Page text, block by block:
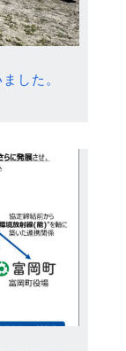
した。